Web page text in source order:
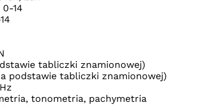
14
tabliczki znamionowej)
podstawie tabliczki znamionowej)
tonometria, pachymetria